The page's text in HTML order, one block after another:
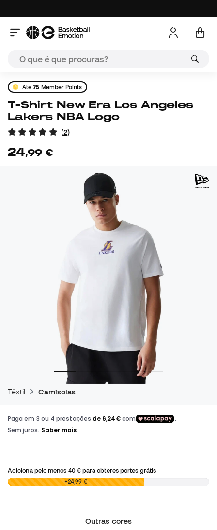
Até75 Member Points
T-Shirt New Era Los Angeles
Lakers NBA Logo
(2)
24,99 €
Têxtil Camisolas
Adiciona pelo menos 40 €para obteres portes grátis
0,00 € +24,99 €
Outras cores